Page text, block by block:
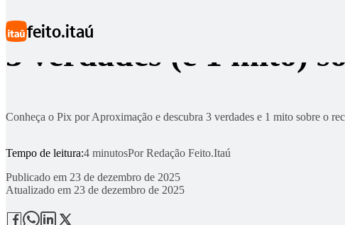
feito.itaú
3 verdades (e 1 mito)
Conheça o Pix por Aproximação e descubra 3 verdades e 1 mito sobre o
Tempo de leitura:4 minutosPorRedação Feito.Itaú
Publicado em 23 de dezembro de 2025
Atualizado em 23 de dezembro de 2025